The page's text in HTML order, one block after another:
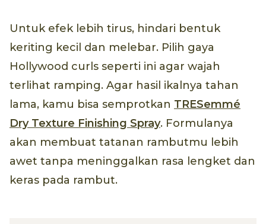
Untuk efek lebih tirus, hindari bentuk
keriting kecil dan melebar. Pilih gaya
Hollywood curls seperti ini agar wajah
terlihat ramping. Agar hasil ikalnya tahan
lama, kamu bisa semprotkan TRESemmé
Dry Texture Finishing Spray. Formulanya
akan membuat tatanan rambutmu lebih
awet tanpa meninggalkan rasa lengket dan
keras pada rambut.